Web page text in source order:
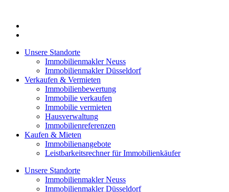
springen
Unsere Standorte
Immobilienmakler Neuss
Immobilienmakler Düsseldorf
Verkaufen & Vermieten
Immobilienbewertung
Immobilie verkaufen
Immobilie vermieten
Hausverwaltung
Immobilienreferenzen
Kaufen & Mieten
Immobilienangebote
Leistbarkeitsrechner für Immobilienkäufer
Unsere Standorte
Immobilienmakler Neuss
Immobilienmakler Düsseldorf